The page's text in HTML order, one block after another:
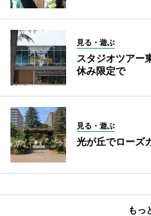
見る・遊ぶ
スタジオツア
休み限定で
見る・遊ぶ
光が丘でローズ
もっ